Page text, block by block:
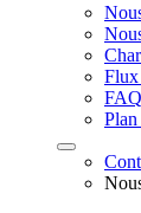
Flux
FAQ